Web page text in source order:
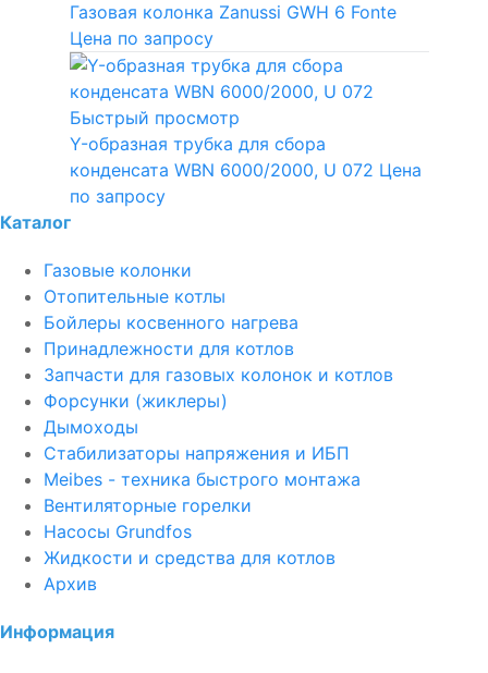
Газовая колонка Zanussi GWH 6 Fonte
Цена по запросу
Быстрый просмотр
Y-образная трубка для сбора
конденсата WBN 6000/2000, U 072 Цена
по запросу
Каталог
Газовые колонки
Отопительные котлы
Бойлеры косвенного нагрева
Принадлежности для котлов
Запчасти для газовых колонок и котлов
Форсунки (жиклеры)
Дымоходы
Стабилизаторы напряжения и ИБП
Meibes - техника быстрого монтажа
Вентиляторные горелки
Насосы Grundfos
Жидкости и средства для котлов
Архив
Информация